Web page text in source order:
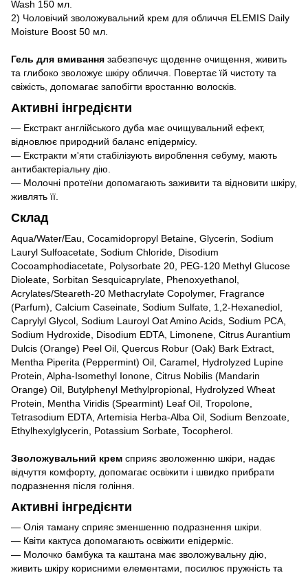
Wash 150 мл
2) Чоловічий зволожувальний крем для обличчя ELEMIS Daily
Moisture Boost 50 мл
Гель для вмивання забезпечує щоденне очищення, живить
та глибоко зволожує шкіру обличчя. Повертає їй чистоту та
свіжість, допомагає запобігти вростанню волосків.
Активні інгредієнти
— Екстракт англійського дуба має очищувальний ефект,
відновлює природний баланс епідермісу.
— Екстракти м'яти стабілізують вироблення себуму, мають
антибактеріальну дію.
— Молочні протеїни допомагають заживити та відновити шкіру,
живлять її.
Склад
Aqua/Water/Eau, Cocamidopropyl Betaine, Glycerin, Sodium
Lauryl Sulfoacetate, Sodium Chloride, Disodium
Cocoamphodiacetate, Polysorbate 20, PEG-120 Methyl Glucose
Dioleate, Sorbitan Sesquicaprylate, Phenoxyethanol,
Acrylates/Steareth-20 Methacrylate Copolymer, Fragrance
(Parfum), Calcium Caseinate, Sodium Sulfate, 1,2-Hexanediol,
Caprylyl Glycol, Sodium Lauroyl Oat Amino Acids, Sodium PCA,
Sodium Hydroxide, Disodium EDTA, Limonene, Citrus Aurantium
Dulcis (Orange) Peel Oil, Quercus Robur (Oak) Bark Extract,
Mentha Piperita (Peppermint) Oil, Caramel, Hydrolyzed Lupine
Protein, Alpha-Isomethyl Ionone, Citrus Nobilis (Mandarin
Orange) Oil, Butylphenyl Methylpropional, Hydrolyzed Wheat
Protein, Mentha Viridis (Spearmint) Leaf Oil, Tropolone,
Tetrasodium EDTA, Artemisia Herba-Alba Oil, Sodium Benzoate,
Ethylhexylglycerin, Potassium Sorbate, Tocopherol.
Зволожувальний крем сприяє зволоженню шкіри, надає
відчуття комфорту, допомагає освіжити і швидко прибрати
подразнення після гоління.
Активні інгредієнти
— Олія таману сприяє зменшенню подразнення шкіри.
— Квіти кактуса допомагають освіжити епідерміс.
— Молочко бамбука та каштана має зволожувальну дію,
живить шкіру корисними елементами, посилює пружність та